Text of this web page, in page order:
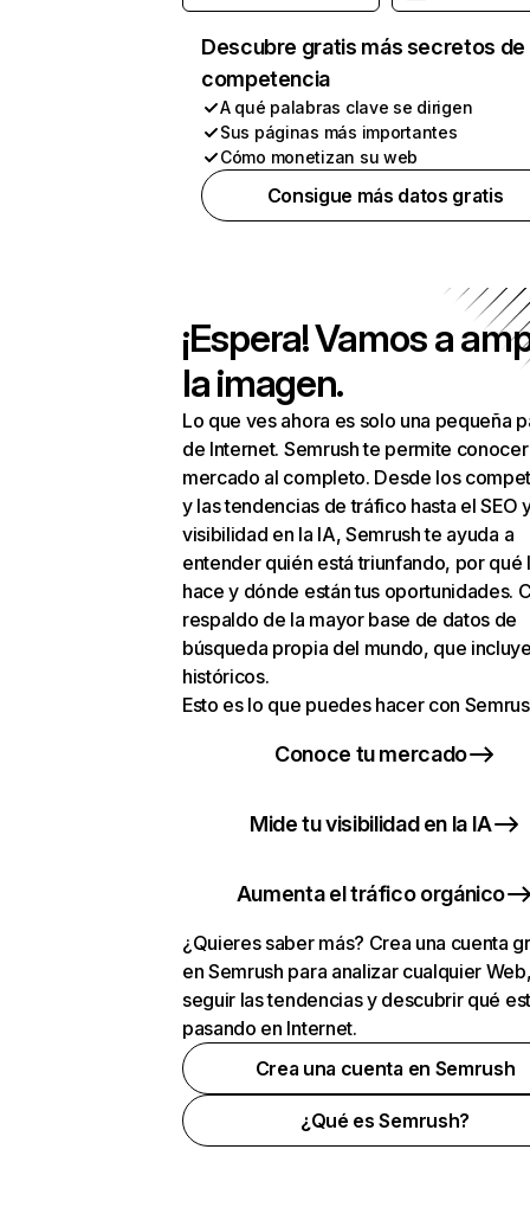
Descubre gratis más secretos de
competencia
A qué palabras clave se dirigen
Sus páginas más importantes
Cómo monetizan su web
Consigue más datos gratis
¡Espera! Vamos a
la imagen.
Lo que ves ahora es solo una pequeña
de Internet. Semrush te permite
mercado al completo. Desde los
y las tendencias de tráfico hasta el SEO
visibilidad en la IA, Semrush te ayuda a
entender quién está triunfando, por qué
hace y dónde están tus oportunidades.
respaldo de la mayor base de datos de
búsqueda propia del mundo, que
históricos.
Esto es lo que puedes hacer con
Conoce tu mercado
Mide tu visibilidad en la IA
Aumenta el tráfico orgánico
¿Quieres saber más? Crea una cuenta
en Semrush para analizar cualquier
seguir las tendencias y descubrir qué
pasando en Internet.
Crea una cuenta en Semrush
¿Qué es Semrush?